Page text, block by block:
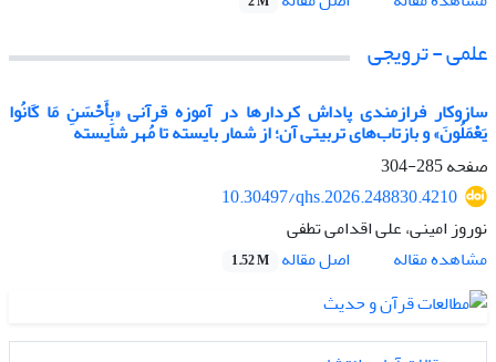
علمی - ترویجی
سازوکار فرازمندی پاداش کردارها در آموزه قرآنی «بِأَحْسَنِ مَا کَانُوا
یَعْمَلُونَ»و بازتاب‌های تربیتی آن؛ از شمار بایسته تا مُهر شایسته
صفحه285-304
10.30497/qhs.2026.248830.4210
نوروز امینی، علی اقدامی تطفی
مشاهده مقاله
اصل مقاله 1.52 M